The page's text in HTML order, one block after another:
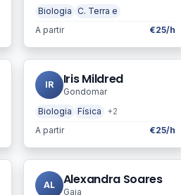
Biologia
C. Terra e
A partir
€25/h
IR Iris Mildred
Gondomar
Biologia Física
+2
A partir
€25/h
AL Alexandra Soares
Gaia